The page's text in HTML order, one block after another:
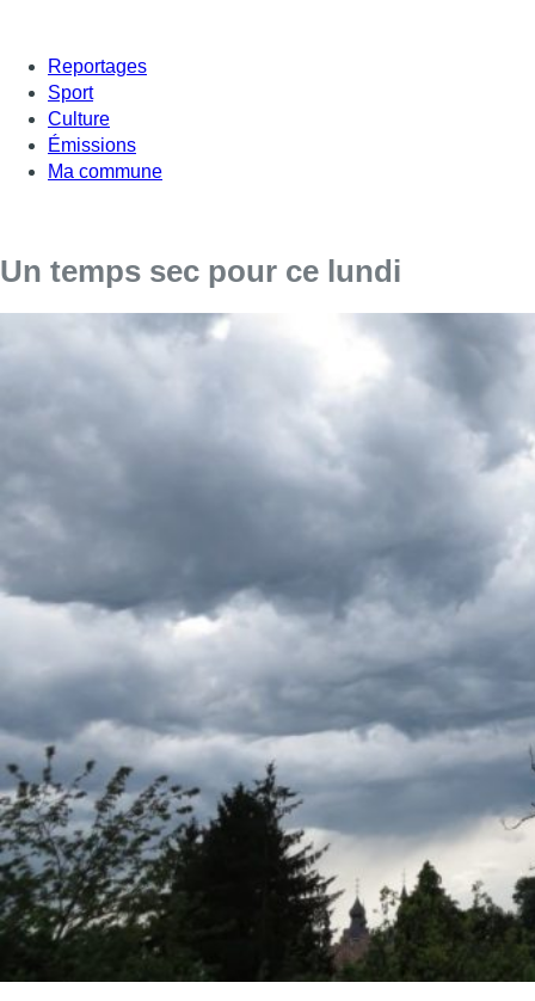
Reportages
Sport
Culture
Émissions
Ma commune
Un temps sec pour ce lundi